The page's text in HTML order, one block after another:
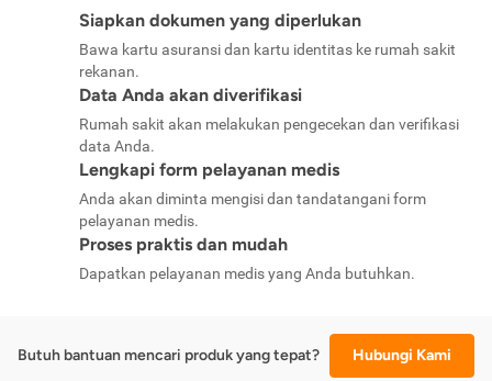
Siapkan dokumen yang diperlukan
Bawa kartu asuransi dan kartu identitas ke rumah sakit
rekanan.
Data Anda akan diverifikasi
Rumah sakit akan melakukan pengecekan dan verifikasi
data Anda.
Lengkapi form pelayanan medis
Anda akan diminta mengisi dan tandatangani form
pelayanan medis.
Proses praktis dan mudah
Dapatkan pelayanan medis yang Anda butuhkan.
Butuh bantuan mencari produk yang tepat? Hubungi Kami